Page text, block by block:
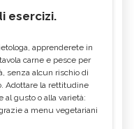
esercizi.
apprenderete in
carne e pesce per
senza alcun rischio di
Adottare la rettitudine
al gusto o alla varietà:
a menu vegetariani